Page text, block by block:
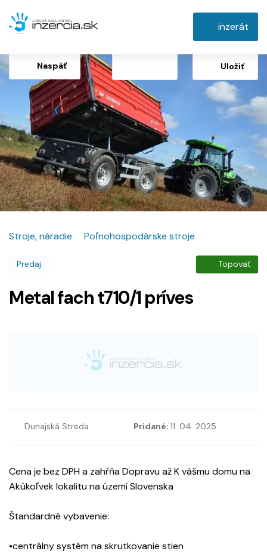
inzerát
Naspäť Uložiť
Stroje, náradie Poľnohospodárske stroje
Predaj Topovať
Metal fach t710/1 príves
Dunajská Streda Pridané: 11. 04. 2025
Cena je bez DPH a zahŕňa Dopravu až K vášmu domu na
Akúkoľvek lokalitu na území Slovenska
Štandardné vybavenie:
•centrálny systém na skrutkovanie stien